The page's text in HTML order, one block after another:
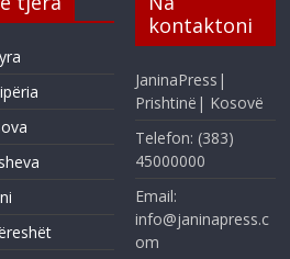
kontaktoni
JaninaPress|
Prishtinë| Kosovë
Telefon: (383)
45000000
Email:
info@janinapress.c
om